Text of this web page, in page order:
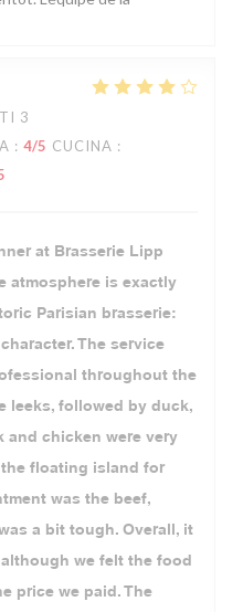
3
: 4/5 CUCINA :
at Brasserie Lipp
atmosphere is exactly
Parisian brasserie:
The service
throughout the
leeks, followed by duck,
and chicken were very
floating island for
was the beef,
a bit tough. Overall, it
we felt the food
price we paid. The